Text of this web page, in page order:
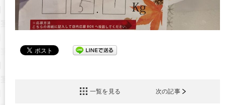
一覧を見る 次の記事